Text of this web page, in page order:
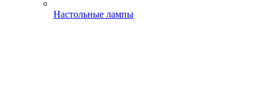
Настольные лампы